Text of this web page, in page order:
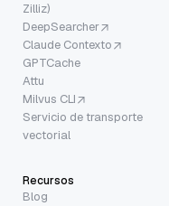
Zilliz)
DeepSearcher
Claude Contexto
GPTCache
Attu
Milvus CLI
Servicio de transporte
vectorial
Recursos
Blog